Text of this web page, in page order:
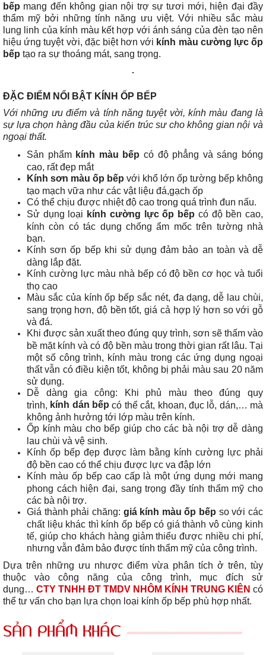
bếp mang đến không gian nội trợ sự tươi mới, hiện đại đầy
thẩm mỹ bởi những tính năng ưu việt. Với nhiều sắc màu
lung linh của kính màu kết hợp với ánh sáng của đèn tạo nên
hiệu ứng tuyệt vời, đặc biệt hơn với kính màu cường lực ốp
bếp tạo ra sự thoáng mát, sang trọng.
ĐẶC ĐIỂM NỔI BẬT KÍNH ỐP BẾP
Với những ưu điểm và tính năng tuyệt vời, kính màu đang là
sự lựa chọn hàng đầu của kiến trúc sư cho không gian nội và
ngoại thất.
Sản phẩm kính màu bếp có độ phẳng và sáng bóng
cao, rất đẹp mắt
Kính sơn màu ốp bếp với khổ lớn ốp tường bếp không
tạo mạch vữa như các vật liệu đá,gạch ốp
Có thể chịu được nhiệt độ cao trong quá trình đun nấu.
Sử dụng loại kính cường lực ốp bếp có độ bền cao,
kính còn có tác dụng chống ẩm mốc trên tường nhà
bạn.
Kính sơn ốp bếp khi sử dụng đảm bảo an toàn và dễ
dàng lắp đặt.
Kính cường lực màu nhà bếp có độ bền cơ học và tuổi
thọ cao
Màu sắc của kính ốp bếp sắc nét, đa dạng, dễ lau chùi,
sang trọng hơn, độ bền tốt, giá cả hợp lý hơn so với gỗ
và đá.
Khi được sản xuất theo đúng quy trình, sơn sẽ thấm vào
bề mặt kính và có độ bền màu trong thời gian rất lâu. Tại
một số công trình, kính màu trong các ứng dụng ngoại
thất vẫn có điều kiện tốt, không bị phải màu sau 20 năm
sử dụng.
Dễ dàng gia công: Khi phủ màu theo đúng quy
trình, kính dán bếp có thể cắt, khoan, đục lỗ, dán,… mà
không ảnh hưởng tới lớp màu trên kính.
Ốp kính màu cho bếp giúp cho các bà nội trợ dễ dàng
lau chùi và vệ sinh.
Kính ốp bếp đẹp được làm bằng kính cường lực phải
độ bền cao có thể chịu được lực va đập lớn
Kính màu ốp bếp cao cấp là một ứng dụng mới mang
phong cách hiện đại, sang trọng đầy tính thẩm mỹ cho
các bà nội trợ.
Giá thành phải chăng: giá kính màu ốp bếp so với các
chất liệu khác thì kính ốp bếp có giá thành vô cùng kinh
tế, giúp cho khách hàng giảm thiểu được nhiều chi phí,
nhưng vẫn đảm bảo được tính thẩm mỹ của công trình.
Dựa trên những ưu nhược điểm vừa phân tích ở trên, tùy
thuộc vào công năng của công trình, mục đích sử
dụng… CTY TNHH ĐT TMDV NHÔM KÍNH TRUNG KIÊN có
thể tư vấn cho bạn lựa chọn loại kính ốp bếp phù hợp nhất.
SẢN PHẨM KHÁC